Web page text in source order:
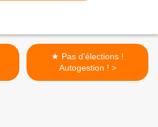
★ Pas d'élections !
Autogestion ! >